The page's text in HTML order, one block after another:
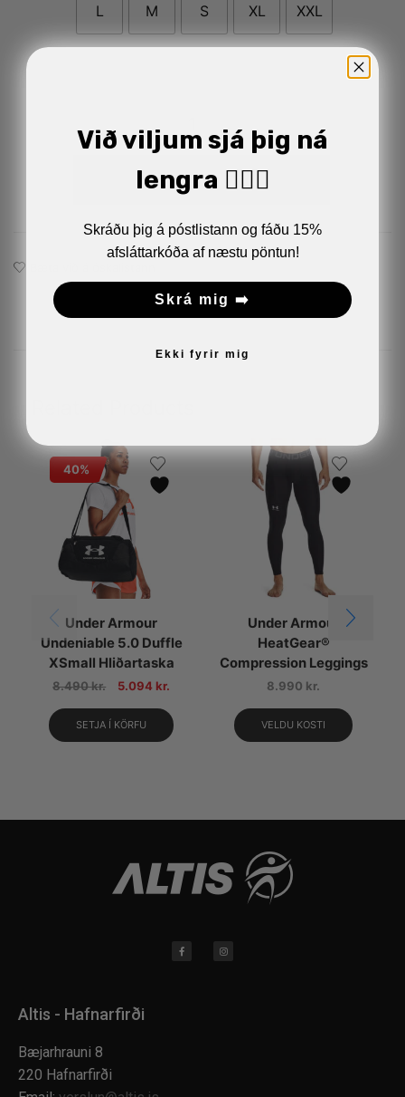
L M S XL XXL
Setja í körfu
40%
Under Armour
Undeniable 5.0 Duffle
XSmall Hliðartaska
8.490kr. 5.094 kr.
SETJA Í KÖRFU
Under Armour
HeatGear®
Compression Leggings
8.990 kr.
VELDU KOSTI
Altis - Hafnarfirði
Bæjarhrauni 8
220 Hafnarfirði
Við viljum sjá þig ná
lengra 🏋🏼‍♂️
Skráðu þig á póstlistann og fáðu 15%
afsláttarkóða af næstu pöntun!
Skrá mig ➡️
Ekki fyrir mig